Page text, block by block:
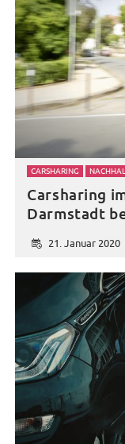
21. Januar 2020
CARSHARING
Carsharing
Darmstadt